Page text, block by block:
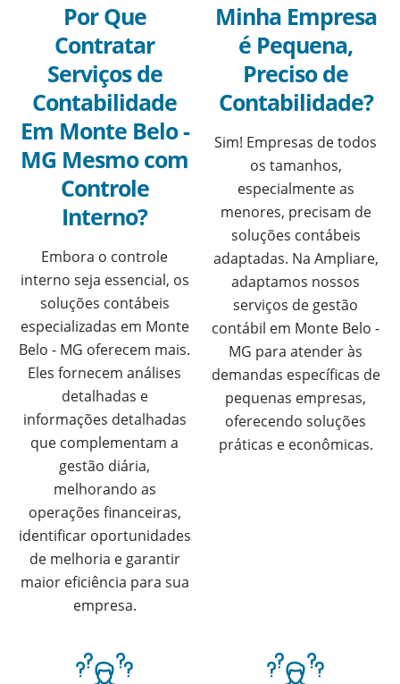
Por Que
Contratar
Serviços de
Contabilidade
Em Monte Belo -
MG Mesmo com
Controle
Interno?
Embora o controle
interno seja essencial, os
soluções contábeis
especializadas em Monte
Belo - MG oferecem mais.
Eles fornecem análises
detalhadas e
informações detalhadas
que complementam a
gestão diária,
melhorando as
operações financeiras,
identificar oportunidades
de melhoria e garantir
maior eficiência para sua
empresa.
Minha Empresa
é Pequena,
Preciso de
Contabilidade?
Sim! Empresas de todos
os tamanhos,
especialmente as
menores, precisam de
soluções contábeis
adaptadas. Na Ampliare,
adaptamos nossos
serviços de gestão
contábil em Monte Belo -
MG para atender às
demandas específicas de
pequenas empresas,
oferecendo soluções
práticas e econômicas.